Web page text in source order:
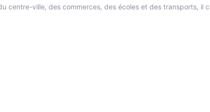
centre-ville, des commerces, des écoles et des transports,